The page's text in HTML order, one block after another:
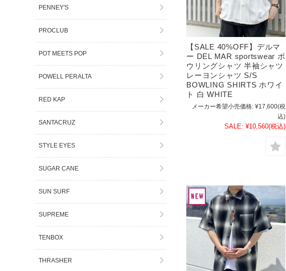
【SALE 40%OFF】デルマ
ー DEL MAR sportswear ボ
ウリングシャツ 半袖シャツ
レーヨンシャツ S/S
BOWLING SHIRTS ホワイ
ト 白 WHITE
メーカー希望小売価格: ¥17,600(税
込)
SALE: ¥10,560(税込)
PENNEY'S
PROCLUB
POT MEETS POP
POWELL PERALTA
RED KAP
SANTACRUZ
STYLE EYES
SUGAR CANE
SUN SURF
SUPREME
TENBOX
THRASHER